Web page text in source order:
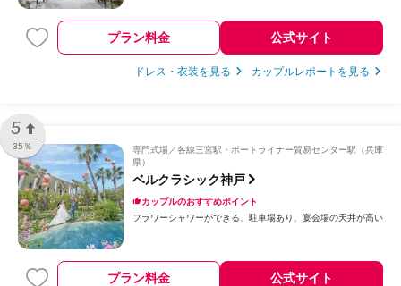
プラン料金 公式サイト
ドレス・衣装を見る カップルレポートを見る
5
35％ 専門式場
各線三宮駅・ポートライナー貿易センター駅（兵庫
県）
ベルクラシック神戸
カップルのおすすめポイント
フラワーシャワーができる
駐車場あり 宴会場の天井が高い
プラン料金 公式サイト